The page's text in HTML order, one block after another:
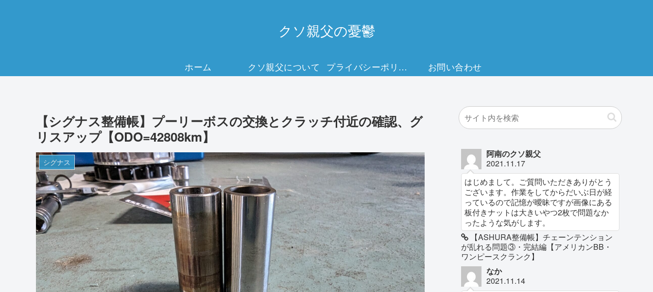
クソ親父の憂鬱
ホーム クソ親父について プライバシーポリシー お問い合わせ
【シグナス整備帳】プーリーボスの交換とクラッチ付近の確認、グ
リスアップ【ODO=42808km】
シグナス
阿南のクソ親父
2021.11.17
はじめまして。ご質問いただきありがとう
ございます。作業をしてからだいぶ日が経
っているので記憶が曖昧ですが画像にある
板付きナットは大きいやつ2枚で問題なか
ったような気がします。
【ASHURA整備帳】チェーンテンション
が乱れる問題③・完結編【アメリカンBB・
ワンピースクランク】
なか
2021.11.14